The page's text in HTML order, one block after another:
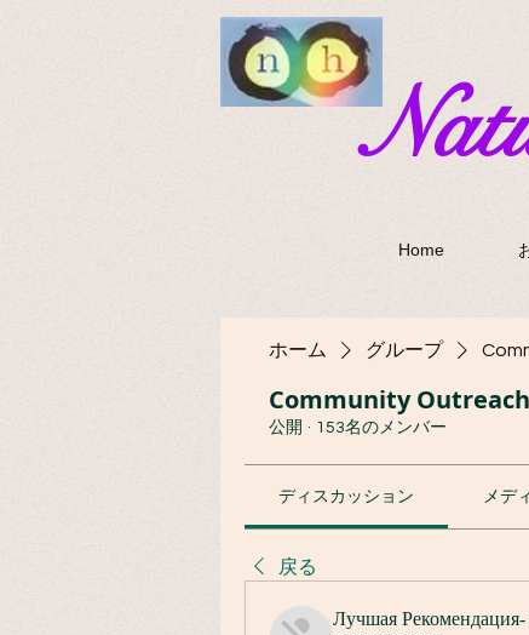
Home
ホーム グループ
Community Outreach
公開 · 153名のメンバー
ディスカッション メデ
戻る
Лучшая Рекомендация-